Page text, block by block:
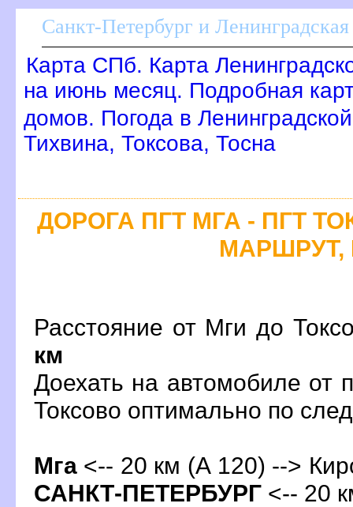
Санкт-Петербург и Ленинградская
Карта СПб. Карта
на июнь месяц. Подробная
домов. Погода в
Тихвина, Токсова, Тосна
ДОРОГА ПГТ МГА - ПГТ
МАРШРУТ,
Расстояние от Мги до
км
Доехать на автомобиле от
Токсово оптимально по
Мга <-- 20 км (А 120) -->
САНКТ-ПЕТЕРБУРГ <-- 20